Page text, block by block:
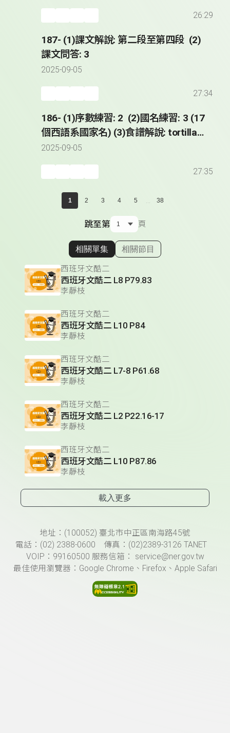
26:29
187- (1)課文解說: 第二段至第四段 (2)
課文問答: 3
2025-09-05
27:34
186- (1)序數練習: 2 (2)國名練習: 3 (17
個西語系國家名) (3)食譜解說: tortilla
de patatas (4)課文解說: 第一段
2025-09-05
27:35
1 2 3 4 5 ... 38
跳至第 頁
顯示相關單集
相關單集 相關節目
西班牙文酷二
西班牙文酷二 L8 P79.83
李靜枝
西班牙文酷二
西班牙文酷二 L10 P84
李靜枝
西班牙文酷二
西班牙文酷二 L7-8 P61.68
李靜枝
西班牙文酷二
西班牙文酷二 L2 P22.16-17
李靜枝
西班牙文酷二
西班牙文酷二 L10 P87.86
李靜枝
載入更多
頁尾資訊地址：(100052) 臺北市中正區南海路45號
電話：(02) 2388-0600 傳真：(02)2389-3126 TANET
VOIP：99160500 服務信箱： service@ner.gov.tw
最佳使用瀏覽器：Google Chrome、Firefox、Apple Safari